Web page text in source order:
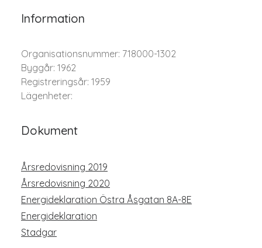
Information
Organisationsnummer: 718000-1302
Byggår: 1962
Registreringsår: 1959
Lägenheter:
Dokument
Årsredovisning 2019
Årsredovisning 2020
Energideklaration Östra Åsgatan 8A-8E
Energideklaration
Stadgar